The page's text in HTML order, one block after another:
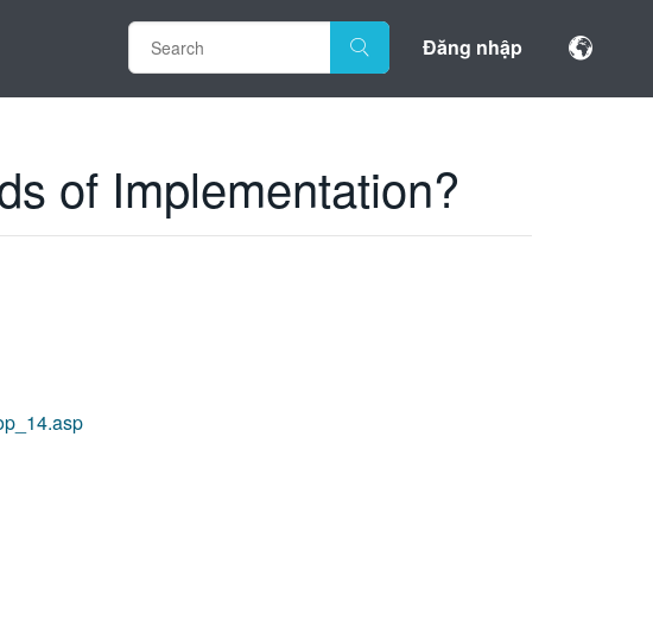
Đăng nhập
of Implementation?